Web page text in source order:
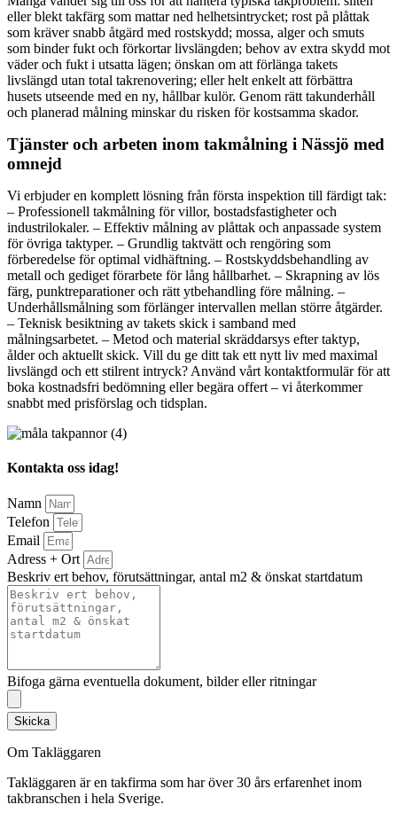
eller blekt takfärg som mattar ned helhetsintrycket; rost på plåttak
som kräver snabb åtgärd med rostskydd; mossa, alger och smuts
som binder fukt och förkortar livslängden; behov av extra skydd mot
väder och fukt i utsatta lägen; önskan om att förlänga takets
livslängd utan total takrenovering; eller helt enkelt att förbättra
husets utseende med en ny, hållbar kulör. Genom rätt takunderhåll
och planerad målning minskar du risken för kostsamma skador.
Tjänster och arbeten inom takmålning i Nässjö med
omnejd
Vi erbjuder en komplett lösning från första inspektion till färdigt tak:
– Professionell takmålning för villor, bostadsfastigheter och
industrilokaler. – Effektiv målning av plåttak och anpassade system
för övriga taktyper. – Grundlig taktvätt och rengöring som
förberedelse för optimal vidhäftning. – Rostskyddsbehandling av
metall och gediget förarbete för lång hållbarhet. – Skrapning av lös
färg, punktreparationer och rätt ytbehandling före målning. –
Underhållsmålning som förlänger intervallen mellan större åtgärder.
– Teknisk besiktning av takets skick i samband med
målningsarbetet. – Metod och material skräddarsys efter taktyp,
ålder och aktuellt skick. Vill du ge ditt tak ett nytt liv med maximal
livslängd och ett stilrent intryck? Använd vårt kontaktformulär för att
boka kostnadsfri bedömning eller begära offert – vi återkommer
snabbt med prisförslag och tidsplan.
Kontakta oss idag!
Namn
Telefon
Email
Adress + Ort
Beskriv ert behov, förutsättningar, antal m2 & önskat startdatum
Bifoga gärna eventuella dokument, bilder eller ritningar
Skicka
Om Takläggaren
Takläggaren är en takfirma som har över 30 års erfarenhet inom
takbranschen i hela Sverige.